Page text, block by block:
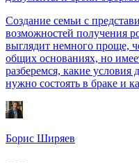
Создание семьи с
возможностей получения
выглядит немного проще,
общих основаниях, но
разберемся, какие
нужно состоять в браке и
Борис Ширяев